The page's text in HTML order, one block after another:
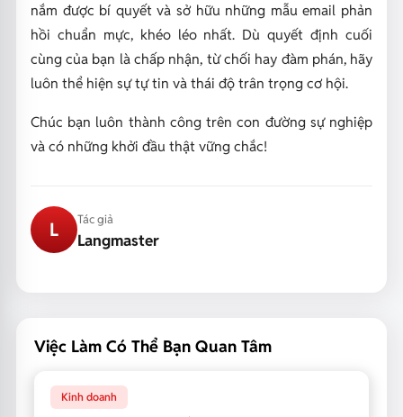
nắm được bí quyết và sở hữu những mẫu email phản
hồi chuẩn mực, khéo léo nhất. Dù quyết định cuối
cùng của bạn là chấp nhận, từ chối hay đàm phán, hãy
luôn thể hiện sự tự tin và thái độ trân trọng cơ hội.
Chúc bạn luôn thành công trên con đường sự nghiệp
và có những khởi đầu thật vững chắc!
L Tác giả
Langmaster
Việc Làm Có Thể Bạn Quan Tâm
Kinh doanh